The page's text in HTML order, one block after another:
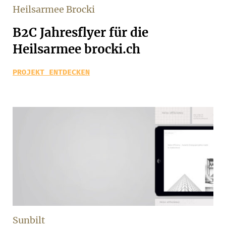
Heilsarmee Brocki
B2C Jahresflyer für die
Heilsarmee brocki.ch
PROJEKT ENTDECKEN
Sunbilt